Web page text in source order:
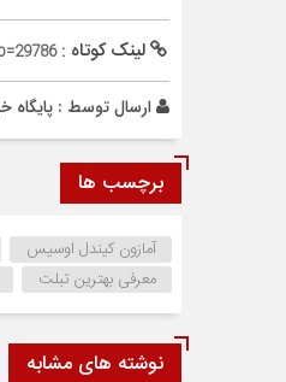
لینک کوتاه :
ارسال توسط :
برچسب ها
آمازون کیندل اوسیس
معرفی بهترین تبلت
نوشته های مشابه